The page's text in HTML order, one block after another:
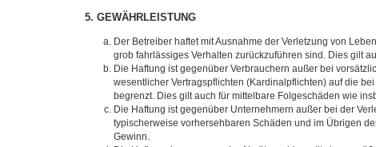
5. GEWÄHRLEISTUNG
Der Betreiber haftet mit Ausnahme der Verletzung von
grob fahrlässiges Verhalten zurückzuführen sind. Dies gilt
Die Haftung ist gegenüber Verbrauchern außer bei
wesentlicher Vertragspflichten (Kardinalpflichten) auf die
begrenzt. Dies gilt auch für mittelbare Folgeschäden wie
Die Haftung ist gegenüber Unternehmern außer bei der
typischerweise vorhersehbaren Schäden und im Übrigen
Gewinn.